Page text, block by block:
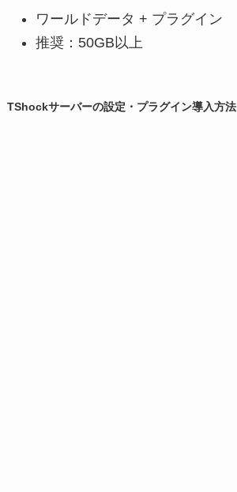
ワールドデータ + プラグイン
推奨：50GB以上
TShockサーバーの設定・プラグイン導入方法